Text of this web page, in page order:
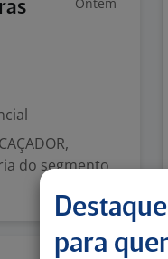
do segmento
para